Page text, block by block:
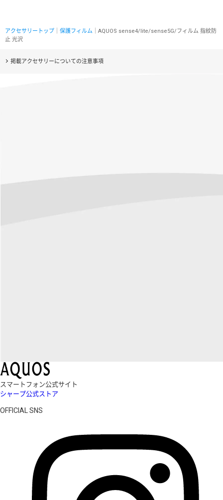
アクセサリートップ 保護フィルム ｜AQUOS sense4/lite/sense5G/フィルム 指紋防
止 光沢
掲載アクセサリーについての注意事項
スマートフォン公式サイト
シャープ公式ストア
OFFICIAL SNS